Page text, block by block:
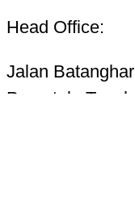
Head Office:
Jalan
Pracetak,